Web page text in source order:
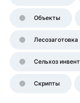
Объекты
Лесозаготовка
Сельхоз
Скрипты